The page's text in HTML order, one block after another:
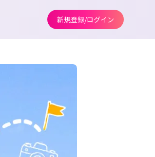
新規登録/ログイン